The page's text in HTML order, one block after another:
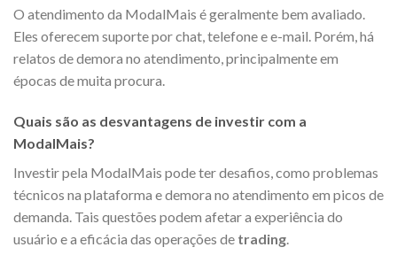
O atendimento da ModalMais é geralmente bem avaliado.
Eles oferecem suporte por chat, telefone e e-mail. Porém, há
relatos de demora no atendimento, principalmente em
épocas de muita procura.
Quais são as desvantagens de investir com a
ModalMais?
Investir pela ModalMais pode ter desafios, como problemas
técnicos na plataforma e demora no atendimento em picos de
demanda. Tais questões podem afetar a experiência do
usuário e a eficácia das operações de trading.